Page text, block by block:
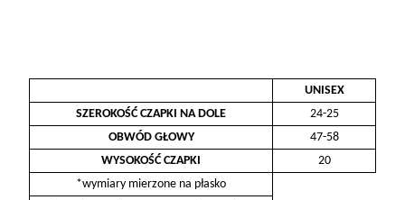
UNISEX
SZEROKOŚĆ CZAPKI NA DOLE
24-25
OBWÓD GŁOWY
47-58
WYSOKOŚĆ CZAPKI
20
*wymiary mierzone na płasko